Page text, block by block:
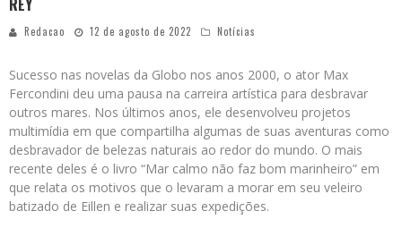
REY
Redacao 12 de agosto de 2022 Notícias
Sucesso nas novelas da Globo nos anos 2000, o ator Max
Fercondini deu uma pausa na carreira artística para desbravar
outros mares. Nos últimos anos, ele desenvolveu projetos
multimídia em que compartilha algumas de suas aventuras como
desbravador de belezas naturais ao redor do mundo. O mais
recente deles é o livro “Mar calmo não faz bom marinheiro” em
que relata os motivos que o levaram a morar em seu veleiro
batizado de Eillen e realizar suas expedições.